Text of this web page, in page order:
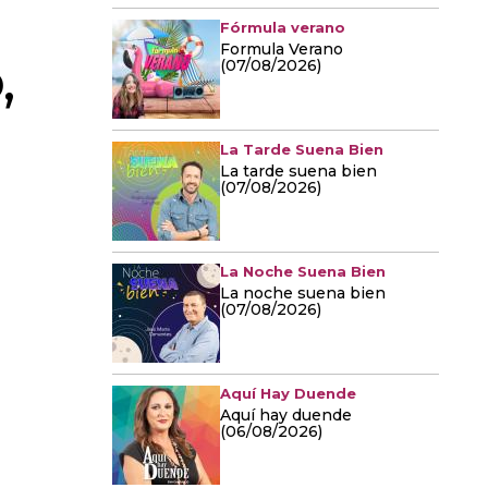
Fórmula verano
Formula Verano
(07/08/2026)
La Tarde Suena Bien
La tarde suena bien
(07/08/2026)
La Noche Suena Bien
La noche suena bien
(07/08/2026)
Aquí Hay Duende
Aquí hay duende
(06/08/2026)